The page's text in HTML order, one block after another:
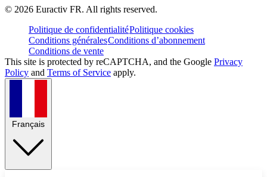
© 2026 Euractiv FR. All rights reserved.
Politique de confidentialitéPolitique cookies
Conditions généralesConditions d’abonnement
Conditions de vente
This site is protected by reCAPTCHA, and the Google Privacy
Policy and Terms of Service apply.
Français